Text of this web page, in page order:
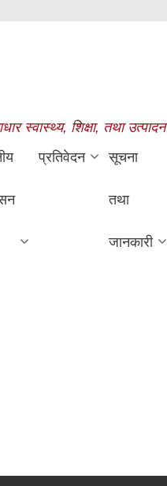
शिक्षा, तथा उत्पादन
प्रतिवेदन सूचना
तथा
जानकारी